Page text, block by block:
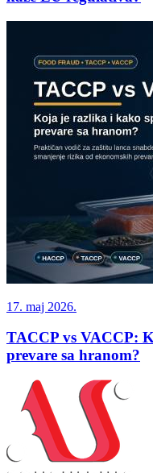
17. maj 2026.
TACCP vs VACCP:
prevare sa hranom?